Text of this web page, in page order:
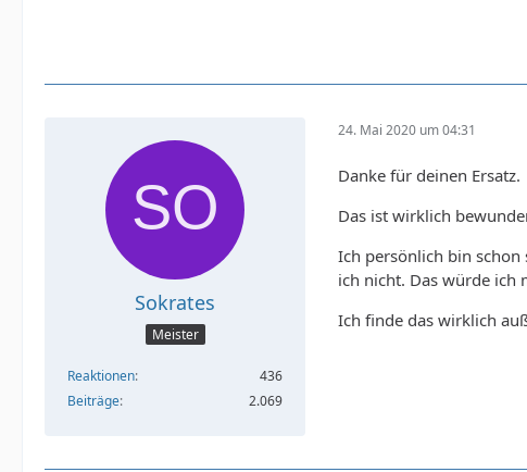
Sokrates
Meister
Reaktionen
436
Beiträge
2.069
24. Mai 2020 um 04:31
Danke für deinen Ersatz.
Das ist wirklich
Ich persönlich bin schon
ich nicht. Das würde ich
Ich finde das wirklich